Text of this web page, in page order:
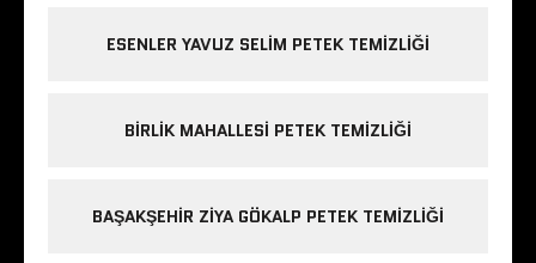
ESENLER YAVUZ SELIM PETEK TEMIZLIĞI
BIRLIK MAHALLESI PETEK TEMIZLIĞI
BAŞAKŞEHIR ZIYA GÖKALP PETEK TEMIZLIĞI